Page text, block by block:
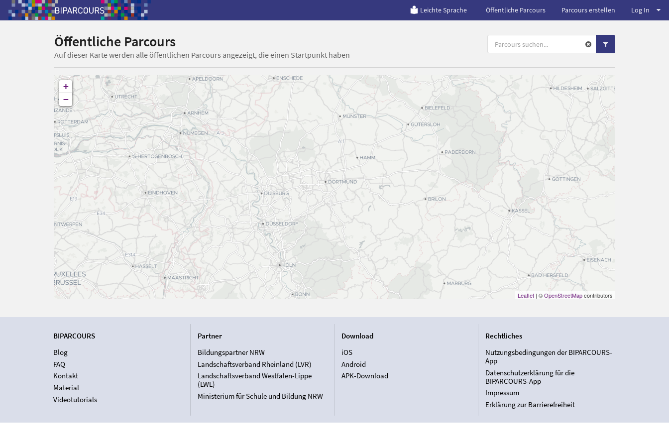
Leichte Sprache Öffentliche Parcours Parcours erstellen Log In
Öffentliche Parcours
Auf dieser Karte werden alle öffentlichen Parcours angezeigt, die einen Startpunkt haben
+
−
Leaflet| ©OpenStreetMapcontributors
BIPARCOURS
Blog
FAQ
Kontakt
Material
Videotutorials
Partner
Bildungspartner NRW
Landschaftsverband Rheinland (LVR)
Landschaftsverband Westfalen-Lippe
(LWL)
Ministerium für Schule und Bildung NRW
Download
iOS
Android
APK-Download
Rechtliches
Nutzungsbedingungen der BIPARCOURS-
App
Datenschutzerklärung für die
BIPARCOURS-App
Impressum
Erklärung zur Barrierefreiheit